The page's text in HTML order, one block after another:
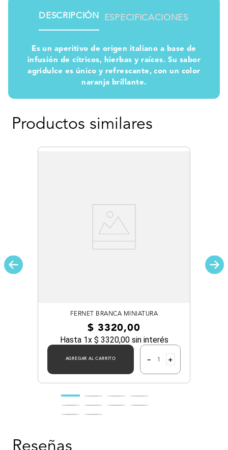
DESCRIPCIÓN ESPECIFICACIONES
Es un aperitivo de origen italiano a base de
infusión de cítricos, hierbas y raíces. Su sabor
agridulce es único y refrescante, con un color
naranja brillante.
Productos similares
FERNET BRANCA MINIATURA
$ 3320,00
Hasta 1x $ 3320,00sin interés
AGREGAR AL CARRITO ＋
－